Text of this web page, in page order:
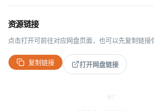
资源链接
点击打开可前往对应网盘页面，也可以先复制链接
复制链接 打开网盘链接